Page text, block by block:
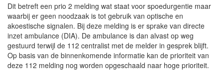
Dit betreft een prio 2 melding wat staat voor spoedurgentie maar
waarbij er geen noodzaak is tot gebruik van optische en
akoestische signalen. Bij deze melding is er sprake van directe
inzet ambulance (DIA). De ambulance is dan alvast op weg
gestuurd terwijl de 112 centralist met de melder in gesprek blijft.
Op basis van de binnenkomende informatie kan de prioriteit van
deze 112 melding nog worden opgeschaald naar hoge prioriteit.